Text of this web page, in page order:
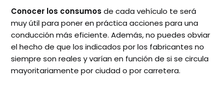
Conocer los consumos de cada vehículo te será
muy útil para poner en práctica acciones para una
conducción más eficiente. Además, no puedes obviar
el hecho de que los indicados por los fabricantes no
siempre son reales y varían en función de si se circula
mayoritariamente por ciudad o por carretera.